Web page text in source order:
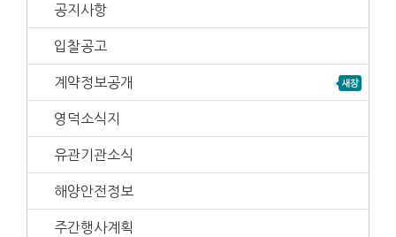
공지사항
입찰공고
계약정보공개
영덕소식지
유관기관소식
해양안전정보
주간행사계획